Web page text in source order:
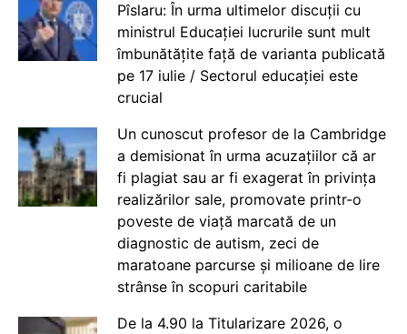
Pîslaru: În urma ultimelor discuții cu
ministrul Educației lucrurile sunt mult
îmbunătățite față de varianta publicată
pe 17 iulie / Sectorul educației este
crucial
Un cunoscut profesor de la Cambridge
a demisionat în urma acuzațiilor că ar
fi plagiat sau ar fi exagerat în privința
realizărilor sale, promovate printr-o
poveste de viață marcată de un
diagnostic de autism, zeci de
maratoane parcurse și milioane de lire
strânse în scopuri caritabile
De la 4.90 la Titularizare 2026, o